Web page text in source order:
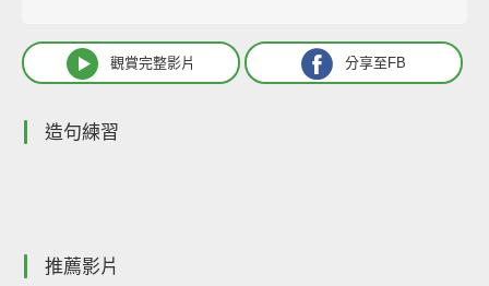
觀賞完整影片 分享至FB
造句練習
推薦影片